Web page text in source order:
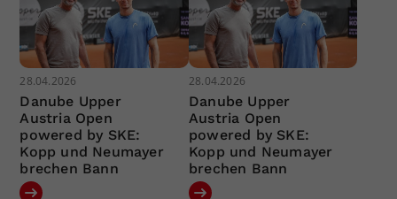
28.04.2026
Danube Upper
Austria Open
powered by SKE:
Kopp und Neumayer
brechen Bann
28.04.2026
Danube Upper
Austria Open
powered by SKE:
Kopp und Neumayer
brechen Bann